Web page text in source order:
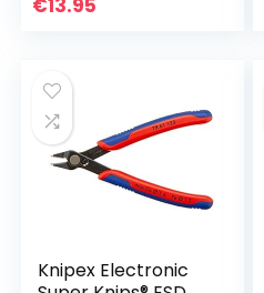
€13.95
Knipex Electronic